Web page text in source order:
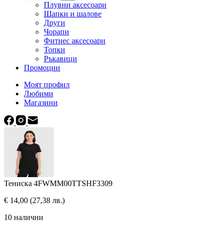
Плувни аксесоари
Шапки и шалове
Други
Чорапи
Фитнес аксесоари
Топки
Ръкавици
Промоции
Моят профил
Любими
Магазини
Тениска 4FWMM00TTSHF3309
€ 14,00 (27,38 лв.)
10 налични